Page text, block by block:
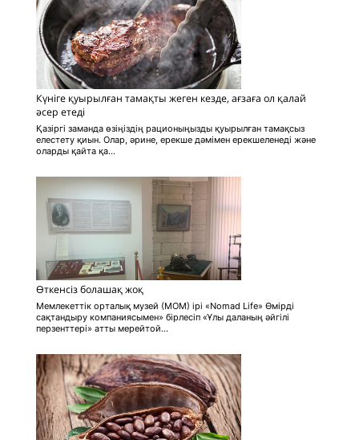
Күніге қуырылған тамақты жеген кезде, ағзаға ол қалай
әсер етеді
Қазіргі заманда өзіңіздің рационыңызды қуырылған тамақсыз
елестету қиын. Олар, әрине, ерекше дәмімен ерекшеленеді және
оларды қайта қа...
Өткенсіз болашақ жоқ
Мемлекеттік орталық музей (МОМ) ірі «Nоmаd Life» Өмірді
сақтандыру компаниясымен» бірлесіп «Ұлы даланың әйгілі
перзенттері» атты мерейтой...